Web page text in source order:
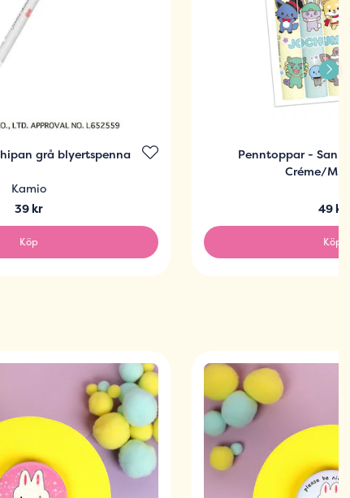
grå blyertspenna
Kamio
39 kr
Köp
Penntoppar -
Créme/
49 kr
Köp